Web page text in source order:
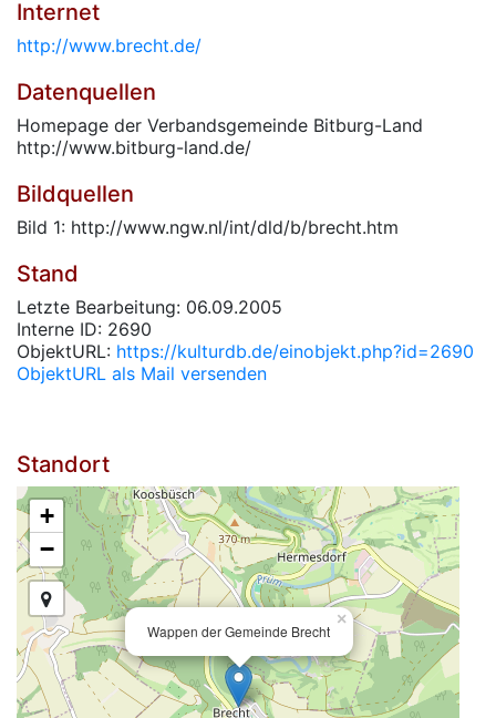
Internet
http://www.brecht.de/
Datenquellen
Homepage der Verbandsgemeinde Bitburg-Land
http://www.bitburg-land.de/
Bildquellen
Bild 1: http://www.ngw.nl/int/dld/b/brecht.htm
Stand
Letzte Bearbeitung: 06.09.2005
Interne ID: 2690
ObjektURL: https://kulturdb.de/einobjekt.php?id=2690
ObjektURL als Mail versenden
Standort
Wappen der Gemeinde Brecht
×
+
−